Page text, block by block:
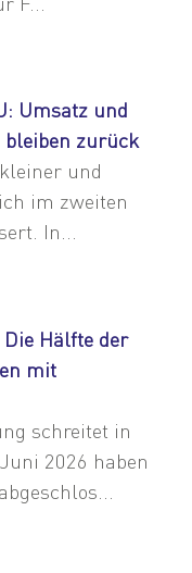
Umsatz und
bleiben zurück
und
im zweiten
In...
Hälfte der
mit
schreitet in
2026 haben